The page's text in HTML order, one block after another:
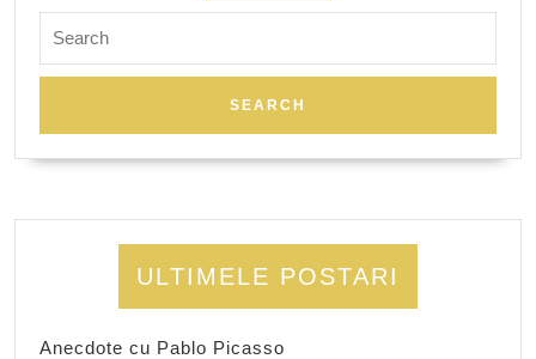
for:
ULTIMELE POSTARI
Anecdote cu Pablo Picasso